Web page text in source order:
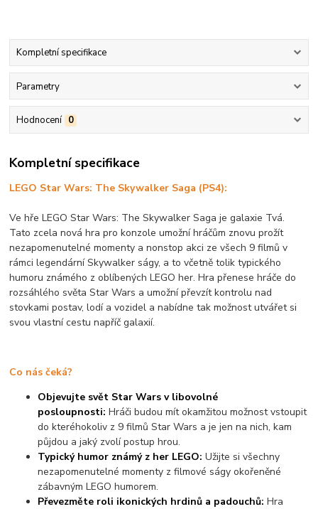
Kompletní specifikace
Parametry
Hodnocení 0
Kompletní specifikace
LEGO Star Wars: The Skywalker Saga (PS4):
Ve hře LEGO Star Wars: The Skywalker Saga je galaxie Tvá.
Tato zcela nová hra pro konzole umožní hráčům znovu prožít
nezapomenutelné momenty a nonstop akci ze všech 9 filmů v
rámci legendární Skywalker ságy, a to včetně tolik typického
humoru známého z oblíbených LEGO her. Hra přenese hráče do
rozsáhlého světa Star Wars a umožní převzít kontrolu nad
stovkami postav, lodí a vozidel a nabídne tak možnost utvářet si
svou vlastní cestu napříč galaxií.
Co nás čeká?
Objevujte svět Star Wars v libovolné
posloupnosti: Hráči budou mít okamžitou možnost vstoupit
do kteréhokoliv z 9 filmů Star Wars a je jen na nich, kam
půjdou a jaký zvolí postup hrou.
Typický humor známý z her LEGO: Užijte si všechny
nezapomenutelné momenty z filmové ságy okořeněné
zábavným LEGO humorem.
Převezměte roli ikonických hrdinů a padouchů: Hra